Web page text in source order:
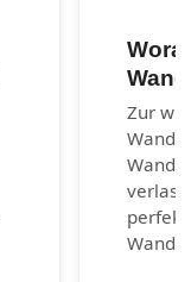
Zur
perfekt